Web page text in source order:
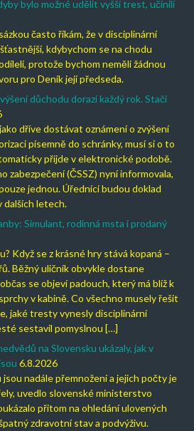
bylo možné udělit vyšší trest, učinili
často říkám, že v disciplinární
kdybychom se na chodu
protože bychom neměli žádnou
pro Deník její předseda.
důchodu dorazí každý rok. Stačí
dříve dostávat oznámení o zvýšení
písemně do schránky, musí si o to
přijde v elektronické podobě.
zabezpečení (ČSSZ) nyní informovala,
jednou. Úředníci budou doklad
dalších letech.
Simulant, rodinná msta i prodaný
Když se z krásné hry stává kopaná –
Běžný uličník obvykle dostane
se objeví padouch, který má blíž k
v kabině. Co všechno musely řešit
jaké tresty vynesly disciplinární
sestavil pomyslnou […]
na Slovensku ukázaly, jak v
6.8.2026
nadále přemnožení a jejich počty je
uvedlo slovenské ministerstvo
přitom na ohledání ulovených
zdravotní stav a podvýživu.